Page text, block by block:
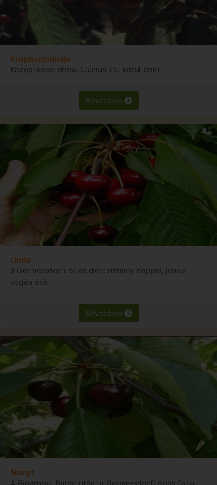
Krupnoplodnaja
Közép-kései érésű (Június 25. körül érik).
Bővebben
Linda
a Germersdorfi óriás előtt néhány nappal, június
végén érik.
Bővebben
Margit
A Bigarreau Burlat után, a Germersdorfi óriás fajta